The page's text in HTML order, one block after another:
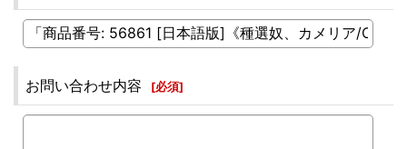
お問い合わせ内容 [必須]